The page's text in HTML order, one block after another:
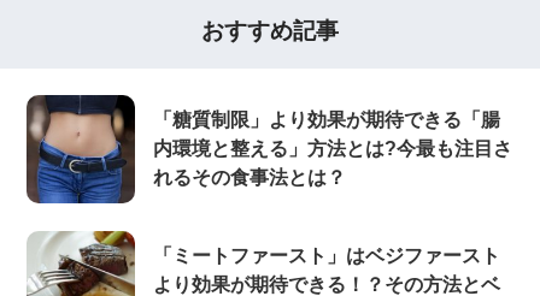
おすすめ記事
「糖質制限」より効果が期待できる「腸
内環境と整える」方法とは?今最も注目さ
れるその食事法とは？
「ミートファースト」はベジファースト
より効果が期待できる！？その方法とベ